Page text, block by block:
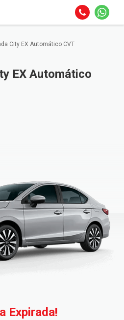
City EX Automático CVT
EX Automático
Expirada!